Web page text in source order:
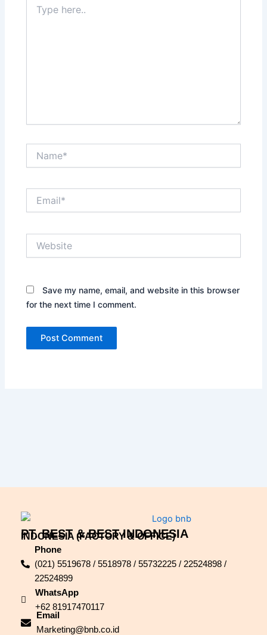
here..
Save my name, email, and website in this browser
for the next time I comment.
PT. BEST & BEST INDONESIA
INDONESIA (FACTORY & OFFICE)
Phone
(021) 5519678 / 5518978 / 55732225 / 22524898 /
22524899
WhatsApp
+62 81917470117
Email
Marketing@bnb.co.id